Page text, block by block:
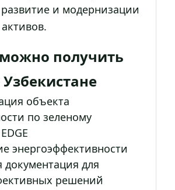
и модернизации
получить
Узбекистане
объекта
по зеленому
энергоэффективности
документация для
решений